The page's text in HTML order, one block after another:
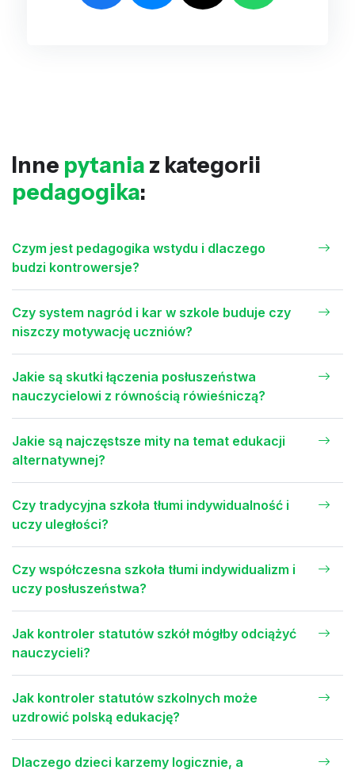
Inne pytania z kategorii
pedagogika:
Czym jest pedagogika wstydu i dlaczego
budzi kontrowersje?
Czy system nagród i kar w szkole buduje czy
niszczy motywację uczniów?
Jakie są skutki łączenia posłuszeństwa
nauczycielowi z równością rówieśniczą?
Jakie są najczęstsze mity na temat edukacji
alternatywnej?
Czy tradycyjna szkoła tłumi indywidualność i
uczy uległości?
Czy współczesna szkoła tłumi indywidualizm i
uczy posłuszeństwa?
Jak kontroler statutów szkół mógłby odciążyć
nauczycieli?
Jak kontroler statutów szkolnych może
uzdrowić polską edukację?
Dlaczego dzieci karzemy logicznie, a